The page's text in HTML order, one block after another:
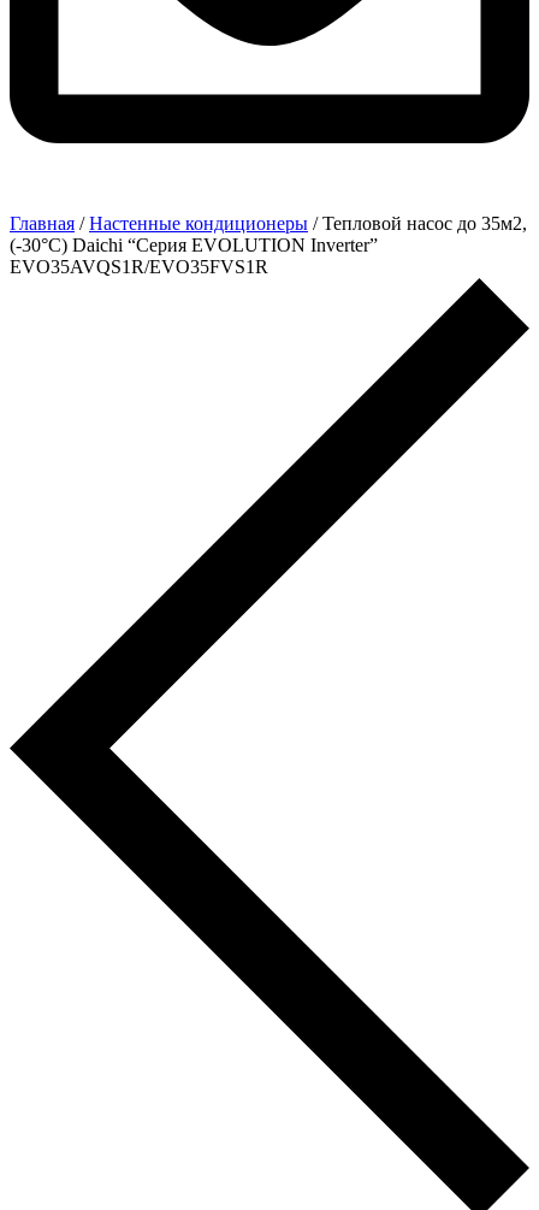
Главная /Настенные кондиционеры / Тепловой насос до 35м2,
(-30°C) Daichi “Серия EVOLUTION Inverter”
EVO35AVQS1R/EVO35FVS1R